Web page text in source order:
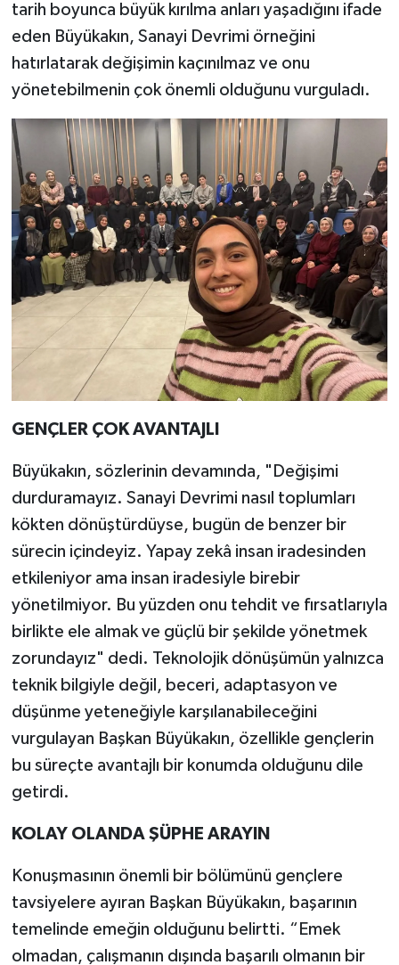
tarih boyunca büyük kırılma anları yaşadığını ifade
eden Büyükakın, Sanayi Devrimi örneğini
hatırlatarak değişimin kaçınılmaz ve onu
yönetebilmenin çok önemli olduğunu vurguladı.
GENÇLER ÇOK AVANTAJLI
Büyükakın, sözlerinin devamında, "Değişimi
durduramayız. Sanayi Devrimi nasıl toplumları
kökten dönüştürdüyse, bugün de benzer bir
sürecin içindeyiz. Yapay zekâ insan iradesinden
etkileniyor ama insan iradesiyle birebir
yönetilmiyor. Bu yüzden onu tehdit ve fırsatlarıyla
birlikte ele almak ve güçlü bir şekilde yönetmek
zorundayız" dedi. Teknolojik dönüşümün yalnızca
teknik bilgiyle değil, beceri, adaptasyon ve
düşünme yeteneğiyle karşılanabileceğini
vurgulayan Başkan Büyükakın, özellikle gençlerin
bu süreçte avantajlı bir konumda olduğunu dile
getirdi.
KOLAY OLANDA ŞÜPHE ARAYIN
Konuşmasının önemli bir bölümünü gençlere
tavsiyelere ayıran Başkan Büyükakın, başarının
temelinde emeğin olduğunu belirtti. “Emek
olmadan, çalışmanın dışında başarılı olmanın bir